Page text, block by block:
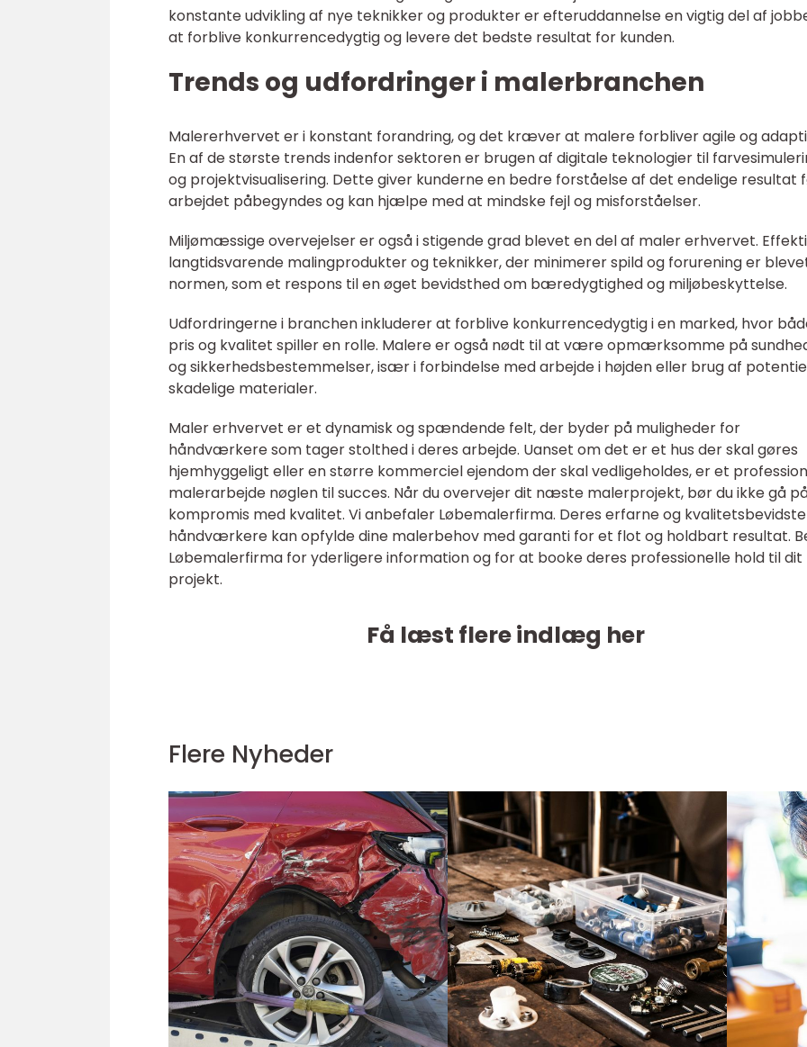
konstante udvikling af nye teknikker og produkter er efteruddannelse en vigtig del af
at forblive konkurrencedygtig og levere det bedste resultat for kunden.
Trends og udfordringer i malerbranchen
Malererhvervet er i konstant forandring, og det kræver at malere forbliver agile og
En af de største trends indenfor sektoren er brugen af digitale teknologier til
og projektvisualisering. Dette giver kunderne en bedre forståelse af det endelige resultat
arbejdet påbegyndes og kan hjælpe med at mindske fejl og misforståelser.
Miljømæssige overvejelser er også i stigende grad blevet en del af maler erhvervet.
langtidsvarende malingprodukter og teknikker, der minimerer spild og forurening er
normen, som et respons til en øget bevidsthed om bæredygtighed og miljøbeskyttelse.
Udfordringerne i branchen inkluderer at forblive konkurrencedygtig i en marked, hvor
pris og kvalitet spiller en rolle. Malere er også nødt til at være opmærksomme på
og sikkerhedsbestemmelser, især i forbindelse med arbejde i højden eller brug af
skadelige materialer.
Maler erhvervet er et dynamisk og spændende felt, der byder på muligheder for
håndværkere som tager stolthed i deres arbejde. Uanset om det er et hus der skal gøres
hjemhyggeligt eller en større kommerciel ejendom der skal vedligeholdes, er et
malerarbejde nøglen til succes. Når du overvejer dit næste malerprojekt, bør du ikke gå
kompromis med kvalitet. Vi anbefaler Løbemalerfirma. Deres erfarne og kvalitetsbevidste
håndværkere kan opfylde dine malerbehov med garanti for et flot og holdbart resultat.
Løbemalerfirma for yderligere information og for at booke deres professionelle hold til dit
projekt.
Få læst flere indlæg her
Flere Nyheder